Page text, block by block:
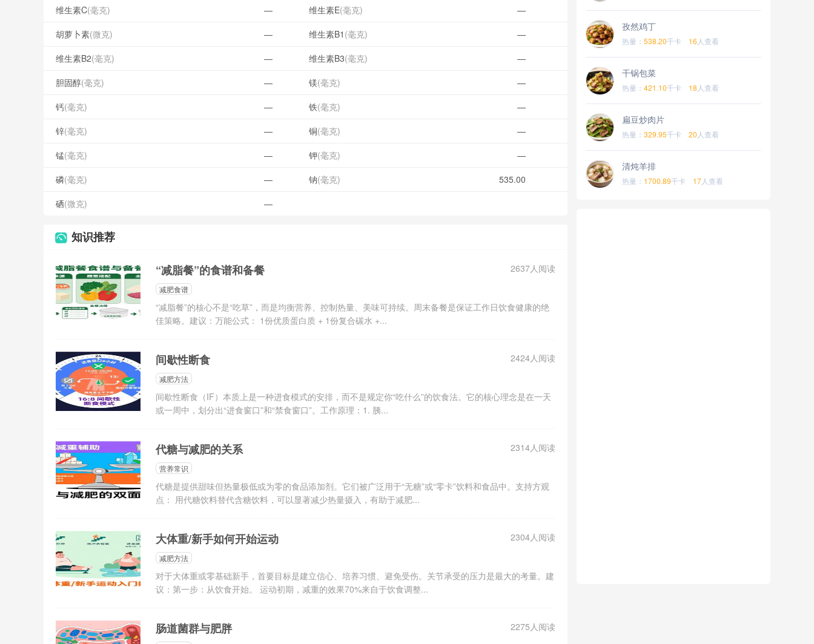
维生素C(毫克) — 维生素E(毫克)
—
胡萝卜素(微克) — 维生素B1 (毫克)
—
维生素B2(毫克) — 维生素B3(毫克)
—
胆固醇(毫克) — 镁(毫克)
—
钙(毫克) — 铁(毫克)
—
锌(毫克) — 铜(毫克)
—
锰(毫克) — 钾(毫克)
—
磷(毫克) — 钠(毫克)
535.00
硒(微克) —
知识推荐
“减脂餐”的食谱和备餐 2637人阅读
减肥食谱
“减脂餐”的核心不是“吃草”，而是均衡营养、控制热量、美味可持续。周末备餐是保证工作日饮食健康的绝
佳策略。建议：万能公式： 1份优质蛋白质 + 1份复合碳水 +...
间歇性断食 2424人阅读
减肥方法
间歇性断食（IF）本质上是一种进食模式的安排，而不是规定你“吃什么”的饮食法。它的核心理念是在一天
或一周中，划分出“进食窗口”和“禁食窗口”。工作原理：1. 胰...
代糖与减肥的关系 2314人阅读
营养常识
代糖是提供甜味但热量极低或为零的食品添加剂。它们被广泛用于“无糖”或“零卡”饮料和食品中。支持方观
点： 用代糖饮料替代含糖饮料，可以显著减少热量摄入，有助于减肥...
大体重/新手如何开始运动 2304人阅读
减肥方法
对于大体重或零基础新手，首要目标是建立信心、培养习惯、避免受伤。关节承受的压力是最大的考量。建
议：第一步：从饮食开始。 运动初期，减重的效果70%来自于饮食调整...
肠道菌群与肥胖 2275人阅读
孜然鸡丁
热量： 538.20千卡 16 人查看
干锅包菜
热量： 421.10千卡 18 人查看
扁豆炒肉片
热量： 329.95千卡 20 人查看
清炖羊排
热量： 1700.89千卡 17人查看